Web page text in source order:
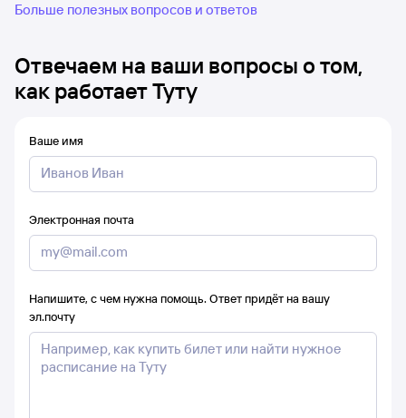
Больше полезных вопросов и ответов
Отвечаем на ваши вопросы о том,
как работает Туту
Ваше имя
Электронная почта
Напишите, с чем нужна помощь. Ответ придёт на вашу
эл.почту